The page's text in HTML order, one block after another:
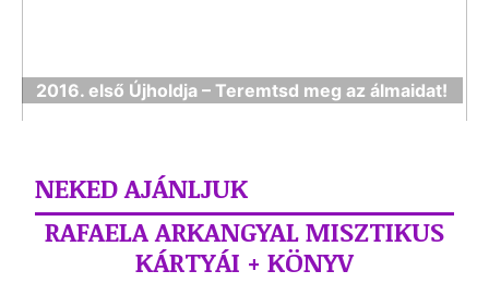
2016. első Újholdja – Teremtsd meg az álmaidat!
NEKED AJÁNLJUK
RAFAELA ARKANGYAL MISZTIKUS
KÁRTYÁI + KÖNYV